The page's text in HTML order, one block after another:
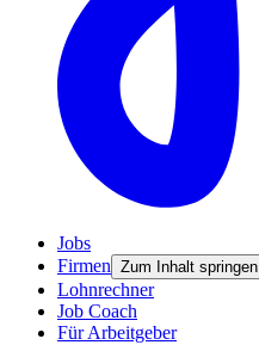
Jobs
Firmen Zum Inhalt springen
Lohnrechner
Job Coach
Für Arbeitgeber